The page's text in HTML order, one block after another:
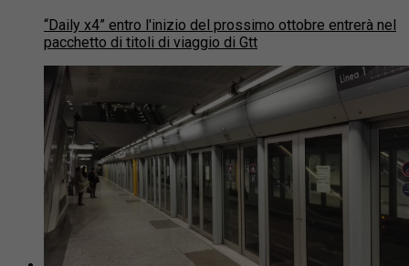
“Daily x4” entro l'inizio del prossimo ottobre entrerà nel
pacchetto di titoli di viaggio di Gtt